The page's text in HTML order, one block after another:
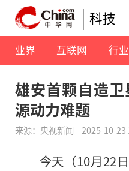
科技
业界 互联网 行业
雄安首颗自造
源动力难题
来源：央视新闻 2025-10-23
今天（10月22日